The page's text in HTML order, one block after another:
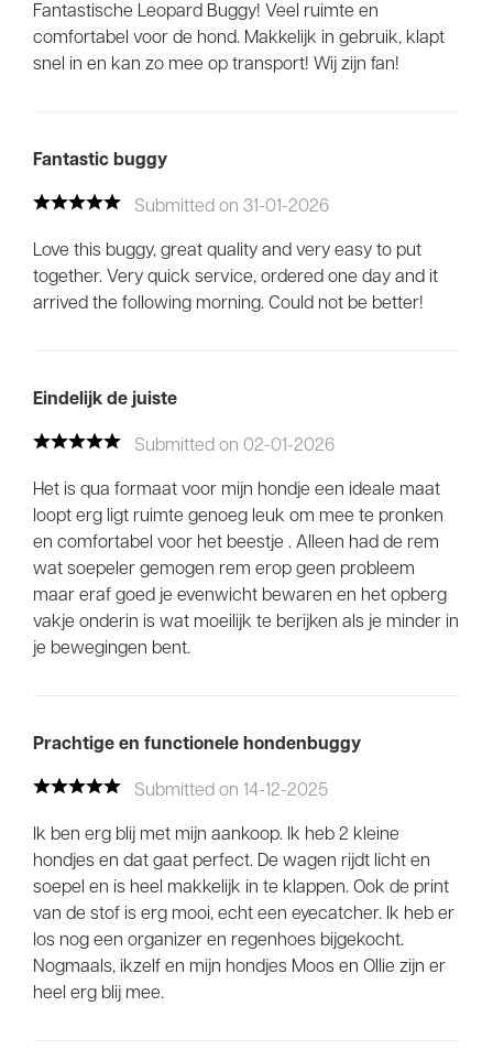
Fantastische Leopard Buggy! Veel ruimte en
comfortabel voor de hond. Makkelijk in gebruik, klapt
snel in en kan zo mee op transport! Wij zijn fan!
Fantastic buggy
Submitted on 31-01-2026
Love this buggy, great quality and very easy to put
together. Very quick service, ordered one day and it
arrived the following morning. Could not be better!
Eindelijk de juiste
Submitted on 02-01-2026
Het is qua formaat voor mijn hondje een ideale maat
loopt erg ligt ruimte genoeg leuk om mee te pronken
en comfortabel voor het beestje . Alleen had de rem
wat soepeler gemogen rem erop geen probleem
maar eraf goed je evenwicht bewaren en het opberg
vakje onderin is wat moeilijk te berijken als je minder in
je bewegingen bent.
Prachtige en functionele hondenbuggy
Submitted on 14-12-2025
Ik ben erg blij met mijn aankoop. Ik heb 2 kleine
hondjes en dat gaat perfect. De wagen rijdt licht en
soepel en is heel makkelijk in te klappen. Ook de print
van de stof is erg mooi, echt een eyecatcher. Ik heb er
los nog een organizer en regenhoes bijgekocht.
Nogmaals, ikzelf en mijn hondjes Moos en Ollie zijn er
heel erg blij mee.